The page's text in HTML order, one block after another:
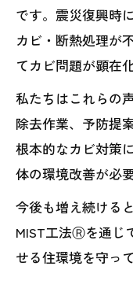
です。震災復興時
カビ・断熱処理が
てカビ問題が顕在
私たちはこれらの
除去作業、予防提
根本的なカビ対策
体の環境改善が必
今後も増え続ける
MIST工法Ⓡを通じ
せる住環境を守っ